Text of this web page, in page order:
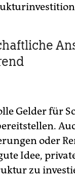
Gelder für
oder
Idee,
zu